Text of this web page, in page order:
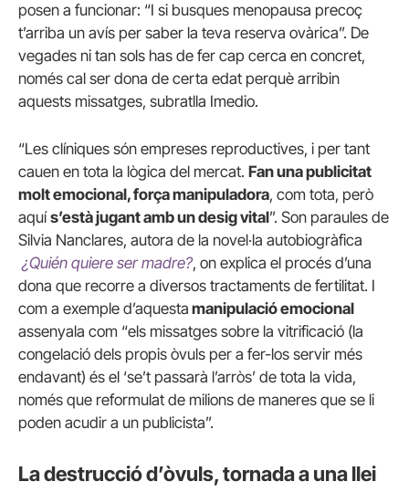
posen a funcionar: “I si busques menopausa precoç
t’arriba un avís per saber la teva reserva ovàrica”. De
vegades ni tan sols has de fer cap cerca en concret,
només cal ser dona de certa edat perquè arribin
aquests missatges, subratlla Imedio.
“Les clíniques són empreses reproductives, i per tant
cauen en tota la lògica del mercat. Fan una publicitat
molt emocional, força manipuladora, com tota, però
aquís’està jugant amb un desig vital”. Son paraules de
Silvia Nanclares, autora de la novel·la autobiogràfica
¿Quién quiere ser madre?, on explica el procés d’una
dona que recorre a diversos tractaments de fertilitat. I
com a exemple d’aquesta manipulació emocional
assenyala com “els missatges sobre la vitrificació (la
congelació dels propis òvuls per a fer-los servir més
endavant) és el ‘se’t passarà l’arròs’ de tota la vida,
només que reformulat de milions de maneres que se li
poden acudir a un publicista”.
La destrucció d’òvuls, tornada a una llei